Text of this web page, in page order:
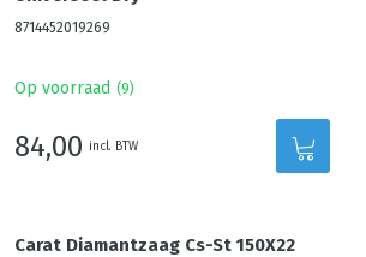
8714452019269
Op voorraad (9)
84,00 incl. BTW
Carat Diamantzaag Cs-St 150X22